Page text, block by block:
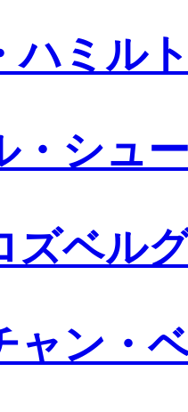
ハミル
・シュ
ズベル
ャン・